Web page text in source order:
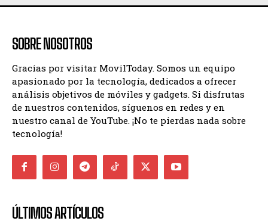
SOBRE NOSOTROS
Gracias por visitar MovilToday. Somos un equipo
apasionado por la tecnología, dedicados a ofrecer
análisis objetivos de móviles y gadgets. Si disfrutas
de nuestros contenidos, síguenos en redes y en
nuestro canal de YouTube. ¡No te pierdas nada sobre
tecnología!
ÚLTIMOS ARTÍCULOS